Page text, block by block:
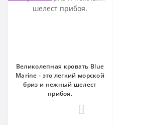
Великолепная кровать Blue
Marine - это легкий морской
бриз и нежный шелест
прибоя.